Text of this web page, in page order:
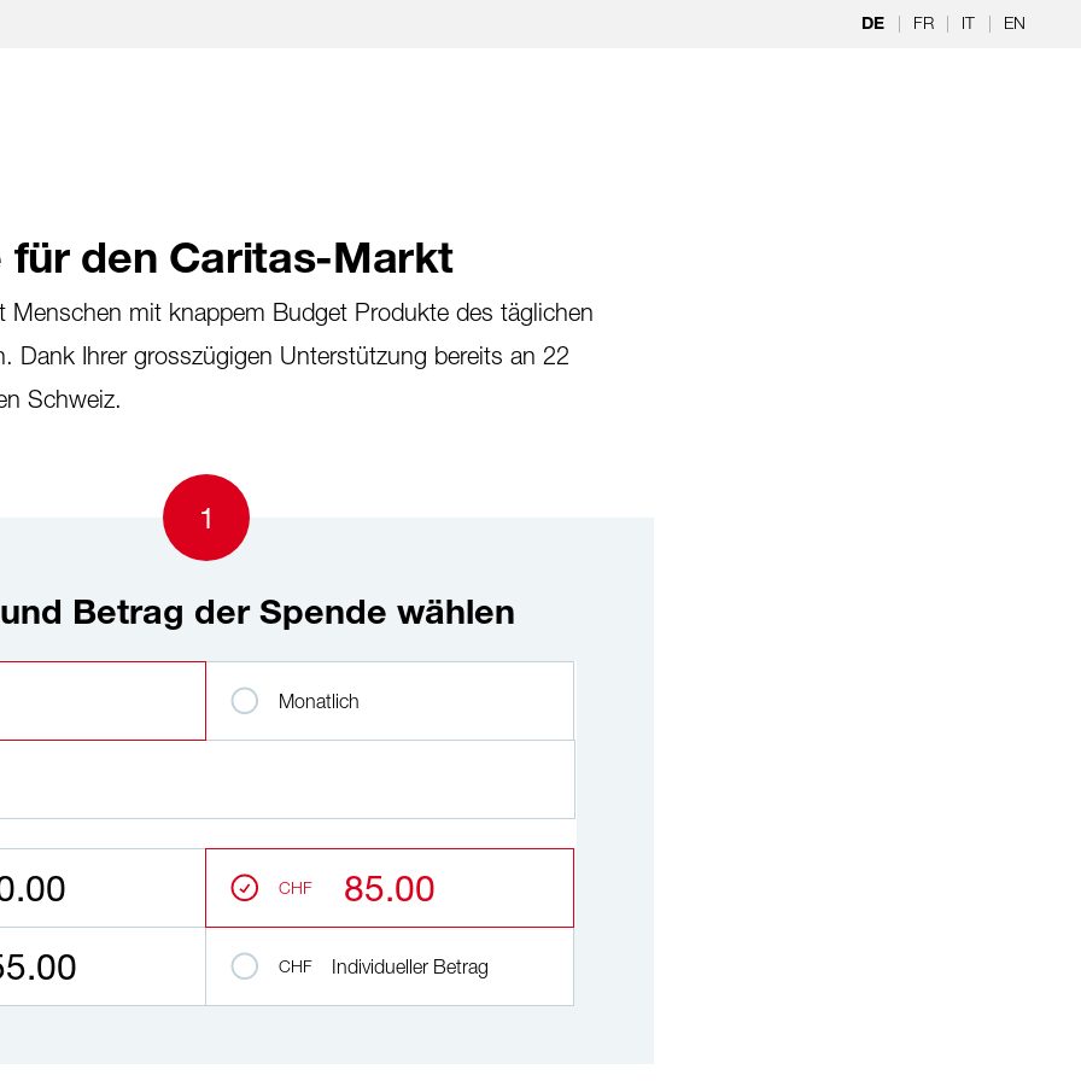
DE | FR | IT | EN
für den Caritas-Markt
Menschen mit knappem Budget Produkte des täglichen
Dank Ihrer grosszügigen Unterstützung bereits an 22
Schweiz.
1
Betrag der Spende wählen
Monatlich
CHF 85.00
CHF Individueller Betrag